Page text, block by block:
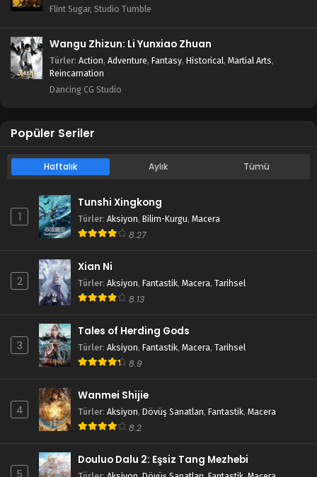
Flint Sugar, Studio Tumble
Wangu Zhizun: Li Yunxiao Zhuan
Türler: Action, Adventure, Fantasy, Historical, Martial Arts,
Reincarnation
Dancing CG Studio
Popüler Seriler
Haftalık Aylık Tümü
1
Tunshi Xingkong
Türler: Aksiyon, Bilim-Kurgu, Macera
8.27
2
Xian Ni
Türler: Aksiyon, Fantastik, Macera, Tarihsel
8.13
3
Tales of Herding Gods
Türler: Aksiyon, Fantastik, Macera, Tarihsel
8.9
4
Wanmei Shijie
Türler: Aksiyon, Dövüş Sanatları, Fantastik, Macera
8.2
5
Douluo Dalu 2: Eşsiz Tang Mezhebi